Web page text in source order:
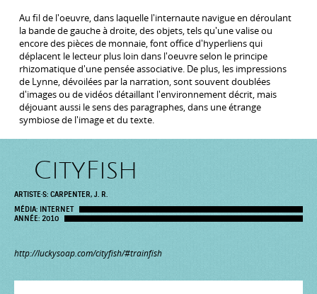
Au fil de l'oeuvre, dans laquelle l'internaute navigue en déroulant
la bande de gauche à droite, des objets, tels qu'une valise ou
encore des pièces de monnaie, font office d'hyperliens qui
déplacent le lecteur plus loin dans l'oeuvre selon le principe
rhizomatique d'une pensée associative. De plus, les impressions
de Lynne, dévoilées par la narration, sont souvent doublées
d'images ou de vidéos détaillant l'environnement décrit, mais
déjouant aussi le sens des paragraphes, dans une étrange
symbiose de l'image et du texte.
CityFish
ARTISTE·S: CARPENTER, J. R.
MÉDIA: INTERNET
ANNÉE: 2010
http://luckysoap.com/cityfish/#trainfish